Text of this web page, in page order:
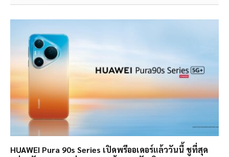
HUAWEI Pura 90s Series เปิดพรีออเดอร์แล้ววันนี้ ชูที่สุด